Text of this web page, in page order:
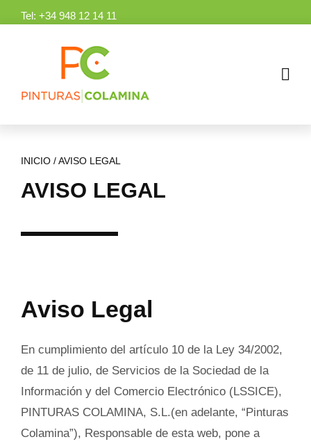
SkipTel: +34 948 12 14 11
INICIO/AVISO LEGAL
AVISO LEGAL
Aviso Legal
En cumplimiento del artículo 10 de la Ley 34/2002,
de 11 de julio, de Servicios de la Sociedad de la
Información y del Comercio Electrónico (LSSICE),
PINTURAS COLAMINA, S.L.(en adelante, “Pinturas
Colamina”), Responsable de esta web, pone a